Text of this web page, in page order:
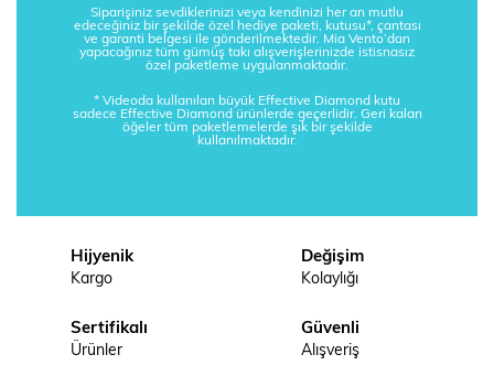
Siparişiniz sevdiklerinizi veya kendinizi her an mutlu
edeceğiniz bir şekilde özel hediye paketi, kutusu*, çantası
ve garanti belgesi ile gönderilmektedir. Mia Vento’dan
yapacağınız tüm gümüş takı alışverişlerinizde istisnasız
özel paketleme uygulanmaktadır.
* Videoda kullanılan büyük Effective Diamond kutu
sadece Effective Diamond ürünlerde geçerlidir. Geri kalan
öğeler tüm paketlemelerde şık bir şekilde
kullanılmaktadır.
Hijyenik
Kargo
Değişim
Kolaylığı
Sertifikalı
Ürünler
Güvenli
Alışveriş